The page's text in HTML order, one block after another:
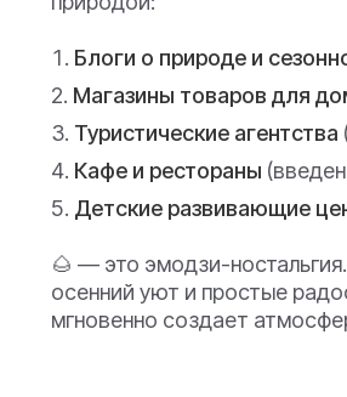
Блоги о природе и
Магазины товаров для
Туристические агентства
Кафе и рестораны
Детские развивающие
🌰 — это эмодзи-
осенний уют и простые
мгновенно создает